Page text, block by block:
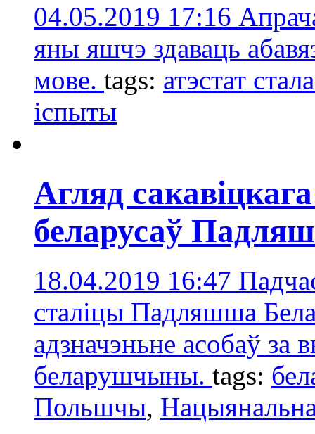
04.05.2019 17:16
яны яшчэ здаваць
мове. tags: атэстат
іспыты
Агляд
беларусаў
18.04.2019 16:47
сталіцы Падляшша
адзначэньне асобаў за
беларушчыны. tags:
Польшчы,